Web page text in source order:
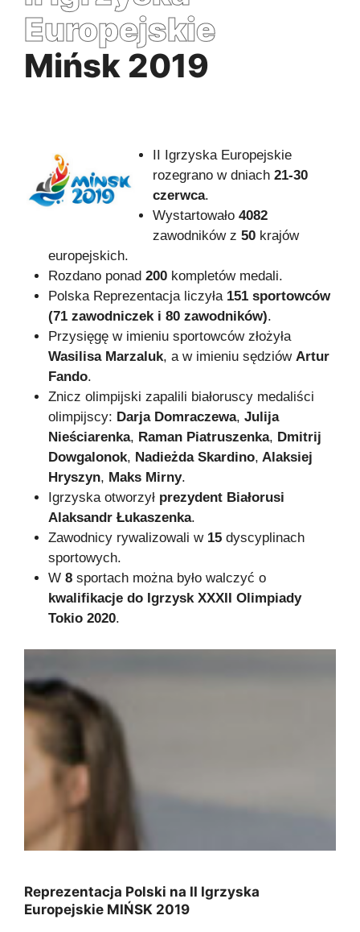
Europejskie
Mińsk 2019
II Igrzyska Europejskie
rozegrano w dniach 21-30
czerwca.
Wystartowało 4082
zawodników z 50 krajów
europejskich.
Rozdano ponad 200 kompletów medali.
Polska Reprezentacja liczyła 151 sportowców
(71 zawodniczek i 80 zawodników).
Przysięgę w imieniu sportowców złożyła
Wasilisa Marzaluk, a w imieniu sędziów Artur
Fando.
Znicz olimpijski zapalili białoruscy medaliści
olimpijscy: Darja Domraczewa, Julija
Nieściarenka, Raman Piatruszenka, Dmitrij
Dowgalonok, Nadieżda Skardino, Alaksiej
Hryszyn, Maks Mirny.
Igrzyska otworzył prezydent Białorusi
Alaksandr Łukaszenka.
Zawodnicy rywalizowali w 15 dyscyplinach
sportowych.
W 8 sportach można było walczyć o
kwalifikacje do Igrzysk XXXII Olimpiady
Tokio 2020.
Reprezentacja Polski na II Igrzyska
Europejskie MIŃSK 2019